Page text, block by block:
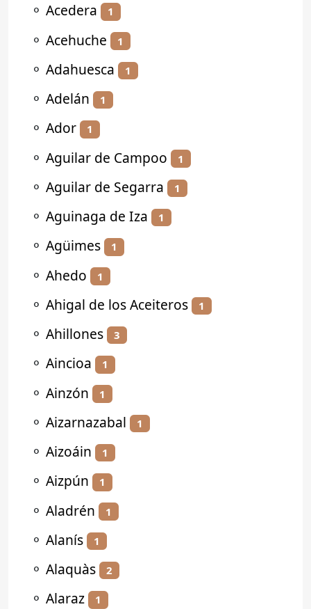
⚬ Acedera 1
⚬ Acehuche 1
⚬ Adahuesca 1
⚬ Adelán 1
⚬ Ador 1
⚬ Aguilar de Campoo 1
⚬ Aguilar de Segarra 1
⚬ Aguinaga de Iza 1
⚬ Agüimes 1
⚬ Ahedo 1
⚬ Ahigal de los Aceiteros 1
⚬ Ahillones 3
⚬ Aincioa 1
⚬ Ainzón 1
⚬ Aizarnazabal 1
⚬ Aizoáin 1
⚬ Aizpún 1
⚬ Aladrén 1
⚬ Alanís 1
⚬ Alaquàs 2
⚬ Alaraz 1